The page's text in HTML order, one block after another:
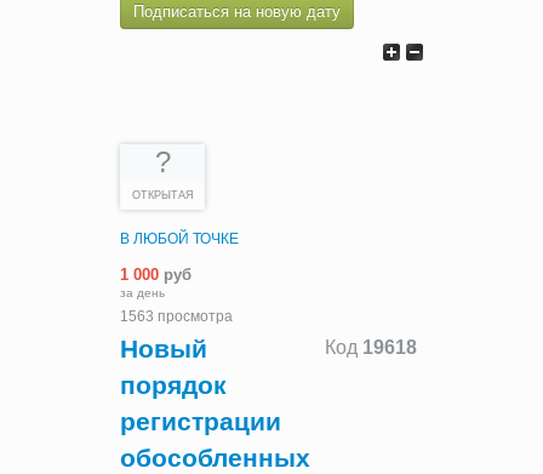
Подписаться на новую дату
?
ОТКРЫТАЯ
В ЛЮБОЙ ТОЧКЕ
1 000 руб
за день
1563 просмотра
Код 19618
Новый
порядок
регистрации
обособленных